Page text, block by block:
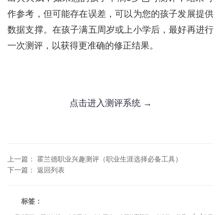
作参考，但可能存在误差，可以为您的孩子发展提供
数据支撑。在孩子满五周岁或上小学后，最好再进行
一次测评，以获得更准确的修正结果。
点击进入测评系统 →
上一篇 ： 霍兰德职业兴趣测评（职业生涯选择必备工具）
下一篇 ： 返回列表
标签：